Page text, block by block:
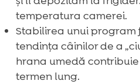
temperatura camerei.
Stabilirea unui program
tendința câinilor de a
hrana umedă
termen lung.